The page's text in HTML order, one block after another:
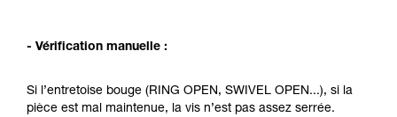
- Vérification manuelle :
Si l’entretoise bouge (RING OPEN, SWIVEL OPEN...), si la
pièce est mal maintenue, la vis n’est pas assez serrée.